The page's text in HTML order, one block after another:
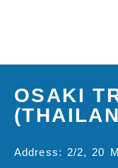
OSAKI
Address: 2/2, 20